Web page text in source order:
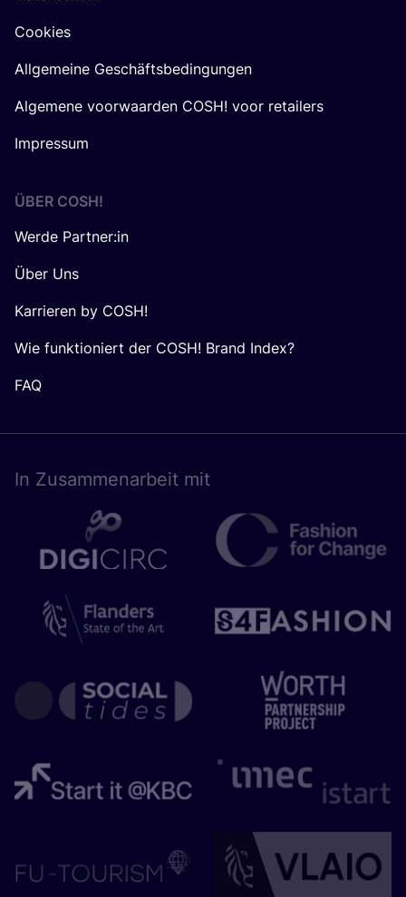
Cookies
Allgemeine Geschäftsbedingungen
Algemene voorwaarden COSH! voor retailers
Impressum
ÜBER COSH!
Werde Partner:in
Über Uns
Karrieren by COSH!
Wie funktioniert der COSH! Brand Index?
FAQ
In Zusam­men­ar­beit mit